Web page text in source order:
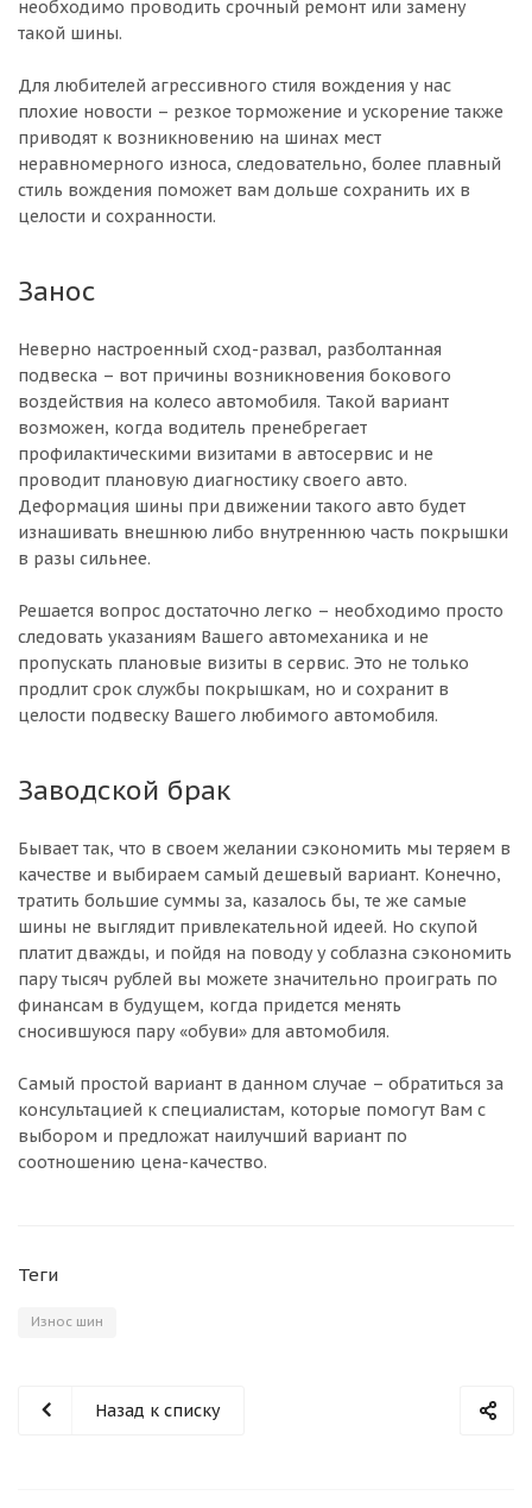
необходимо проводить срочный ремонт или замену
такой шины.
Для любителей агрессивного стиля вождения у нас
плохие новости – резкое торможение и ускорение также
приводят к возникновению на шинах мест
неравномерного износа, следовательно, более плавный
стиль вождения поможет вам дольше сохранить их в
целости и сохранности.
Занос
Неверно настроенный сход-развал, разболтанная
подвеска – вот причины возникновения бокового
воздействия на колесо автомобиля. Такой вариант
возможен, когда водитель пренебрегает
профилактическими визитами в автосервис и не
проводит плановую диагностику своего авто.
Деформация шины при движении такого авто будет
изнашивать внешнюю либо внутреннюю часть покрышки
в разы сильнее.
Решается вопрос достаточно легко – необходимо просто
следовать указаниям Вашего автомеханика и не
пропускать плановые визиты в сервис. Это не только
продлит срок службы покрышкам, но и сохранит в
целости подвеску Вашего любимого автомобиля.
Заводской брак
Бывает так, что в своем желании сэкономить мы теряем в
качестве и выбираем самый дешевый вариант. Конечно,
тратить большие суммы за, казалось бы, те же самые
шины не выглядит привлекательной идеей. Но скупой
платит дважды, и пойдя на поводу у соблазна сэкономить
пару тысяч рублей вы можете значительно проиграть по
финансам в будущем, когда придется менять
сносившуюся пару «обуви» для автомобиля.
Самый простой вариант в данном случае – обратиться за
консультацией к специалистам, которые помогут Вам с
выбором и предложат наилучший вариант по
соотношению цена-качество.
Теги
Износ шин
Назад к списку